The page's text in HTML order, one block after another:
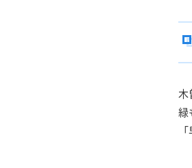
木
緑